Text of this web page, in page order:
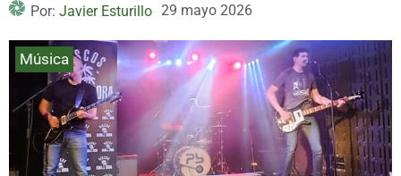
Por: Javier Esturillo 29 mayo 2026
Música